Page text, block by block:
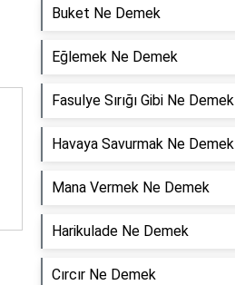
Buket Ne Demek
Eğlemek Ne Demek
Fasulye Sırığı Gibi Ne Demek
Havaya Savurmak Ne Demek
Mana Vermek Ne Demek
Harikulade Ne Demek
Cırcır Ne Demek